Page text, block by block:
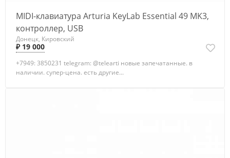
MIDI-клавиатура Arturia KeyLab Essential 49 MK3,
контроллер, USB
Донецк, Кировский
₽ 19 000
+7949: 3850231 telegram: @telearti новые запечатанные. в
наличии. супер-цена. есть другие...